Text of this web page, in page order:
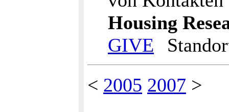
Housing
GIVE
< 2005 2007 >